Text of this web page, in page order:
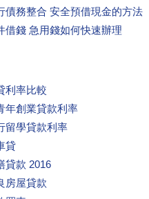
債務整合 安全預借現金的方法
借錢 急用錢如何快速辦理
利率比較
年創業貸款利率
留學貸款利率
貸
貸款 2016
房屋貸款